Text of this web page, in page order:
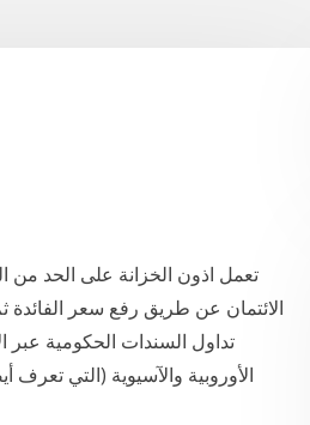
الائتمان عن طريق رفع سعر الفائدة
تداول السندات الحكومية عبر
الأوروبية والآسيوية (التي